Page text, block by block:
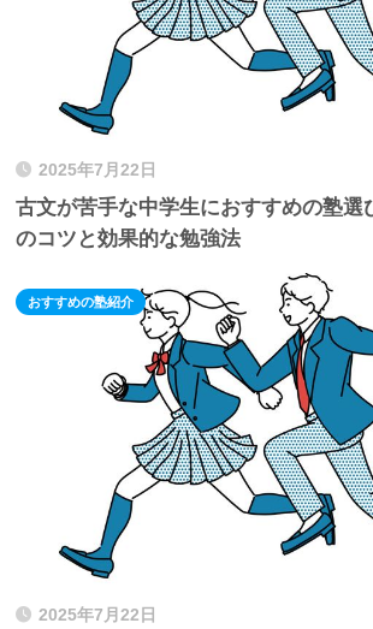
2025年7月22日
古文が苦手な中学生におすすめの塾選
のコツと効果的な勉強法
2025年7月22日
おすすめの塾紹介